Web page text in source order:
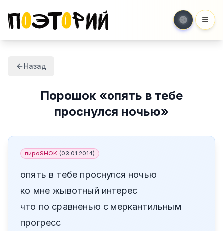
Назад
Порошок «опять в тебе
проснулся ночью»
пироSHOK (03.01.2014)
опять в тебе проснулся ночью
ко мне жывотный интерес
что по сравненью с меркантильным
прогресс